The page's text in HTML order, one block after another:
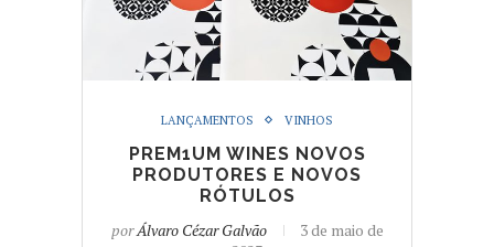
LANÇAMENTOS VINHOS
PREM1UM WINES NOVOS
PRODUTORES E NOVOS
RÓTULOS
porÁlvaro Cézar Galvão
3 de maio de